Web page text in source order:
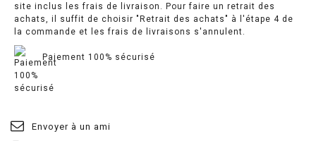
site inclus les frais de livraison. Pour faire un retrait des
achats, il suffit de choisir "Retrait des achats" à l'étape 4 de
la commande et les frais de livraisons s'annulent.
Paiement 100% sécurisé
Envoyer à un ami